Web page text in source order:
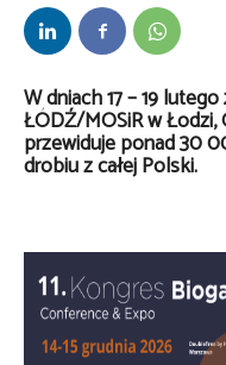
W dniach 17 – 19
ŁÓDŹ/MOSiR w
przewiduje ponad 30
drobiu z całej Polski.